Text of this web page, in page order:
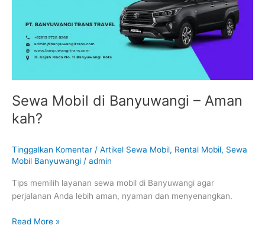
Sewa Mobil di Banyuwangi – Aman
kah?
Tinggalkan Komentar / Artikel Sewa Mobil, Rental Mobil, Sewa
Mobil Banyuwangi / admin
Tips memilih layanan sewa mobil di Banyuwangi agar
perjalanan Anda lebih aman, nyaman dan menyenangkan.
kah?
Read More »